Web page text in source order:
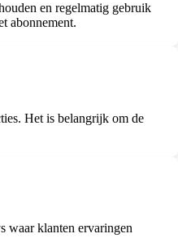
en regelmatig gebruik
abonnement.
Het is belangrijk om de
waar klanten ervaringen